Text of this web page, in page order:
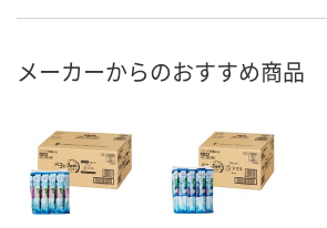
メーカーからのおすすめ商品